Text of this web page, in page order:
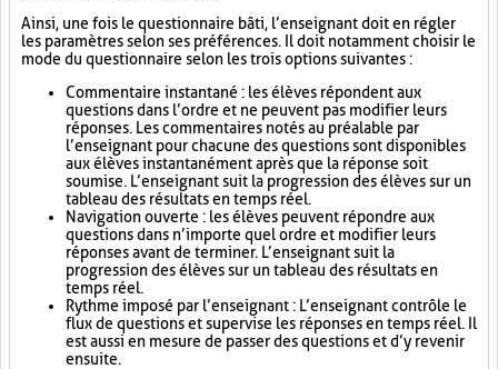
Ainsi, une fois le questionnaire bâti, l’enseignant doit en régler
les paramètres selon ses préférences. Il doit notamment choisir le
mode du questionnaire selon les trois options suivantes :
Commentaire instantané : les élèves répondent aux
questions dans l’ordre et ne peuvent pas modifier leurs
réponses. Les commentaires notés au préalable par
l’enseignant pour chacune des questions sont disponibles
aux élèves instantanément après que la réponse soit
soumise. L’enseignant suit la progression des élèves sur un
tableau des résultats en temps réel.
Navigation ouverte : les élèves peuvent répondre aux
questions dans n’importe quel ordre et modifier leurs
réponses avant de terminer. L’enseignant suit la
progression des élèves sur un tableau des résultats en
temps réel.
Rythme imposé par l’enseignant : L’enseignant contrôle le
flux de questions et supervise les réponses en temps réel. Il
est aussi en mesure de passer des questions et d’y revenir
ensuite.